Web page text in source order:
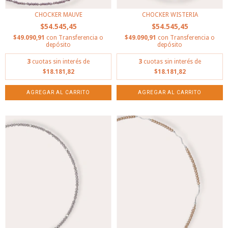
CHOCKER MAUVE
$54.545,45
$49.090,91 con Transferencia o
depósito
3 cuotas sin interés de
$18.181,82
CHOCKER WISTERIA
$54.545,45
$49.090,91 con Transferencia o
depósito
3 cuotas sin interés de
$18.181,82